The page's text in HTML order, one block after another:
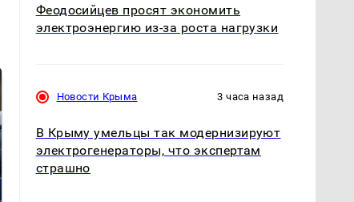
Феодосийцев просят экономить
электроэнергию из-за роста нагрузки
Новости Крыма 3 часа назад
В Крыму умельцы так модернизируют
электрогенераторы, что экспертам
страшно